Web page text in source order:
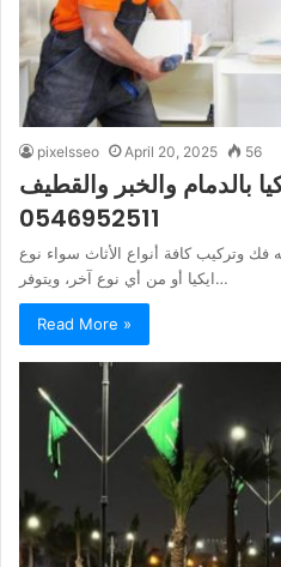
pixelsseo April 20, 2025 56
بالدمام والخبر والقطيف
0546952511
فك وتركيب كافة أنواع الأثاث سواء نوع
ايكيا أو من أي نوع آخر، ويتوفر…
Read More »